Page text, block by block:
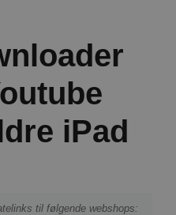
iPad
til følgende webshops: